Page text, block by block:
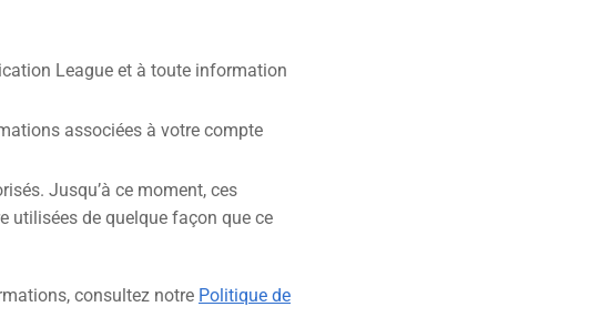
League et à toute information
associées à votre compte
Jusqu’à ce moment, ces
utilisées de quelque façon que ce
consultez notre Politique de